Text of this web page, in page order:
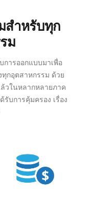
าหรับทุก
ม
การออกแบบมาเพื่อ
กอุตสาหกรรม ด้วย
วในหลากหลายภาค
รับการคุ้มครอง เรื่อง